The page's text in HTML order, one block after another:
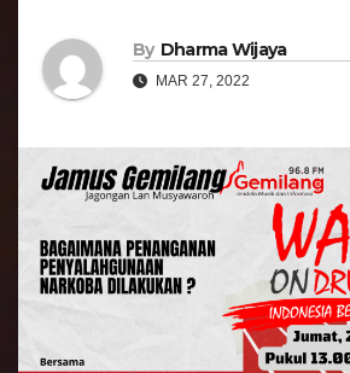
By Dharma Wijaya
MAR 27, 2022